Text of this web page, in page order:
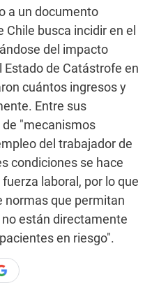
a un documento
busca incidir en el
del impacto
de Catástrofe en
cuántos ingresos y
Entre sus
"mecanismos
del trabajador de
condiciones se hace
laboral, por lo que
normas que permitan
están directamente
en riesgo".